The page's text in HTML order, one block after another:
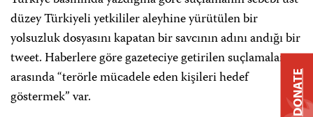
düzey Türkiyeli yetkililer aleyhine yürütülen bir
yolsuzluk dosyasını kapatan bir savcının adını andığı bir
tweet. Haberlere göre gazeteciye getirilen suçlamalar
arasında “terörle mücadele eden kişileri hedef
göstermek” var.
DONATE